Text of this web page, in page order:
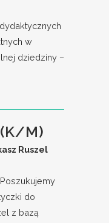
w
dziedziny –
(K/M)
Ruszel
do
z bazą